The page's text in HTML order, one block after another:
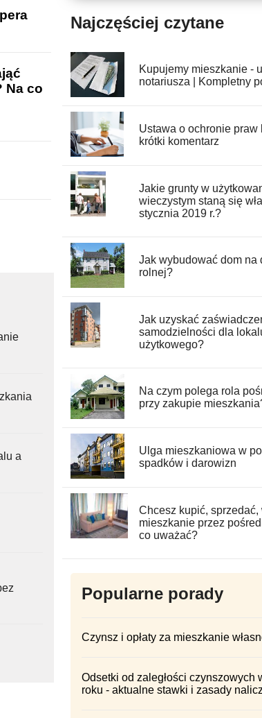
Na co
a
Najczęściej czytane
Kupujemy mieszkanie - u
notariusza | Kompletny
Ustawa o ochronie praw
krótki komentarz
Jakie grunty w
wieczystym staną się
stycznia 2019 r.?
Jak wybudować dom na
rolnej?
Jak uzyskać
samodzielności dla
użytkowego?
Na czym polega rola
przy zakupie
Ulga mieszkaniowa w
spadków i darowizn
Chcesz kupić, sprzedać,
mieszkanie przez
co uważać?
Popularne porady
Czynsz i opłaty za mieszkanie
Odsetki od zaległości czynszowych
roku - aktualne stawki i zasady